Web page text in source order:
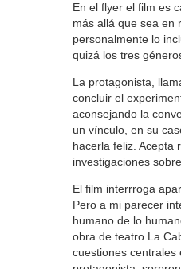
En el flyer el film es
más allá que sea
personalmente lo
quizá los tres
La protagonista,
concluir el
aconsejando la
un vínculo, en su
hacerla feliz. Acepta
investigaciones
El film interrroga
Pero a mi parecer
humano de lo
obra de teatro La
cuestiones centrales